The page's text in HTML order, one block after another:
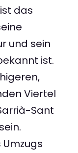
das
und sein
ist.
Viertel
Sant